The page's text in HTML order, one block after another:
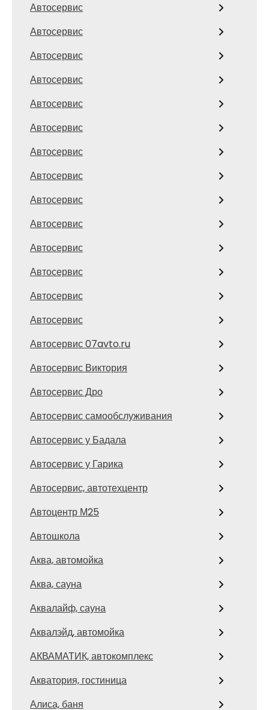
Автосервис
Автосервис
Автосервис
Автосервис
Автосервис
Автосервис
Автосервис
Автосервис
Автосервис
Автосервис
Автосервис
Автосервис
Автосервис
Автосервис
Автосервис 07avto.ru
Автосервис Виктория
Автосервис Дро
Автосервис самообслуживания
Автосервис у Бадала
Автосервис у Гарика
Автосервис, автотехцентр
Автоцентр М25
Автошкола
Аква, автомойка
Аква, сауна
Аквалайф, сауна
Аквалэйд, автомойка
АКВАМАТИК, автокомплекс
Акватория, гостиница
Алиса, баня